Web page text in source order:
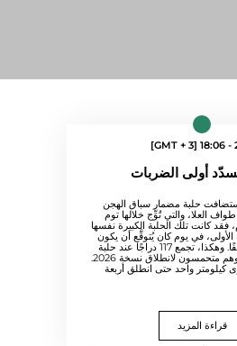
أولى الضربات
حلبة مضمار سباق الهجن
العلا، والتي تُوِّج خلالها توم
فقد كانت تلك الحلبة الكبيرة نفسها
في يوم كان يُتوقَّع أن يكون
استعراضيًا وربما عاصفًا. وهكذا، تجمع 117 دراجًا عند حلبة
مضمار سباق الهجن وهم متحمسون لانطلاق نسخة 2026.
كيلومتر واحد حتى انطلق أربعة
قراءة المزيد